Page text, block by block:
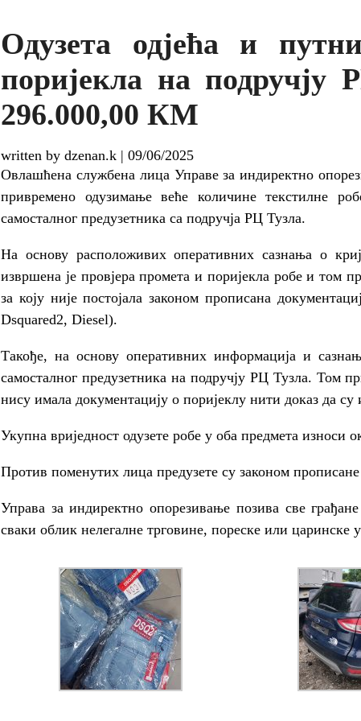
Одузета одјећа и
поријекла на подручју
296.000,00 КМ
written by dzenan.k | 09/06/2025
Овлашћена службена лица Управе за индиректно
привремено одузимање веће количине текстилне
самосталног предузетника са подручја РЦ Тузла.
На основу расположивих оперативних сазнања о
извршена је провјера промета и поријекла робе и том
за коју није постојала законом прописана
Dsquared2, Diesel).
Такође, на основу оперативних информација и
самосталног предузетника на подручју РЦ Тузла. Том
нису имала документацију о поријеклу нити доказ да
Укупна вриједност одузете робе у оба предмета износи
Против поменутих лица предузете су законом
Управа за индиректно опорезивање позива све
сваки облик нелегалне трговине, пореске или